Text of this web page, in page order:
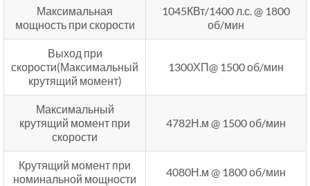
Максимальная
мощность при скорости
1045КВт/1400 л.с. @ 1800
об/мин
Выход при
скорости(Максимальный
крутящий момент)
1300ХП@ 1500 об/мин
Максимальный
крутящий момент при
скорости
4782Н.м @ 1500 об/мин
Крутящий момент при
номинальной мощности
4080Н.м @ 1800 об/мин